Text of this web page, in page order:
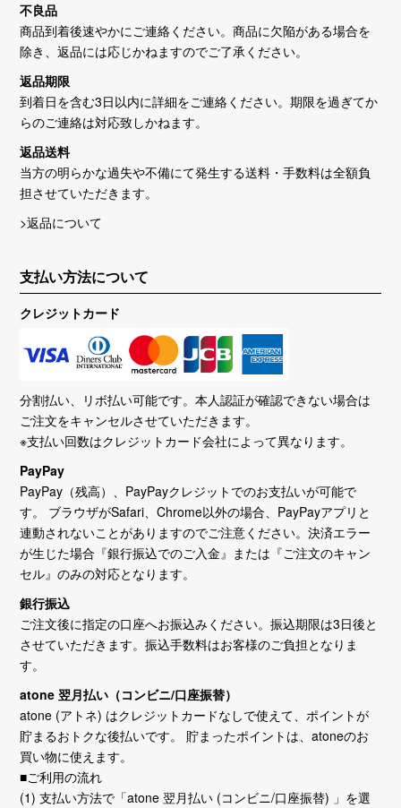
不良品
商品到着後速やかにご連絡ください。商品に欠陥がある場合を
除き、返品には応じかねますのでご了承ください。
返品期限
到着日を含む3日以内に詳細をご連絡ください。期限を過ぎてか
らのご連絡は対応致しかねます。
返品送料
当方の明らかな過失や不備にて発生する送料・手数料は全額負
担させていただきます。
>返品について
支払い方法について
クレジットカード
分割払い、リボ払い可能です。本人認証が確認できない場合は
ご注文をキャンセルさせていただきます。
※支払い回数はクレジットカード会社によって異なります。
PayPay
PayPay（残高）、PayPayクレジットでのお支払いが可能で
す。 ブラウザがSafari、Chrome以外の場合、PayPayアプリと
連動されないことがありますのでご注意ください。決済エラー
が生じた場合『銀行振込でのご入金』または『ご注文のキャン
セル』のみの対応となります。
銀行振込
ご注文後に指定の口座へお振込みください。振込期限は3日後と
させていただきます。振込手数料はお客様のご負担となりま
す。
atone 翌月払い（コンビニ/口座振替）
atone (アトネ) はクレジットカードなしで使えて、ポイントが
貯まるおトクな後払いです。 貯まったポイントは、atoneのお
買い物に使えます。
■ご利用の流れ
(1) 支払い方法で「atone 翌月払い (コンビニ/口座振替) 」を選